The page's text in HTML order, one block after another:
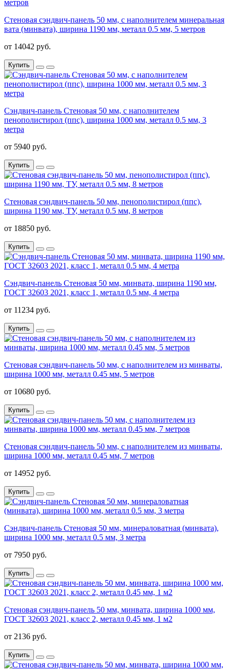
Стеновая сэндвич-панель 50 мм, с наполнителем минеральная
вата (минвата), ширина 1190 мм, металл 0.5 мм, 5 метров
от 14042 руб.
Купить
Сэндвич-панель Стеновая 50 мм, с наполнителем
пенополистирол (ппс), ширина 1000 мм, металл 0.5 мм, 3
метра
от 5940 руб.
Купить
Стеновая сэндвич-панель 50 мм, пенополистирол (ппс),
ширина 1190 мм, ТУ, металл 0.5 мм, 8 метров
от 18850 руб.
Купить
Сэндвич-панель Стеновая 50 мм, минвата, ширина 1190 мм,
ГОСТ 32603 2021, класс 1, металл 0.5 мм, 4 метра
от 11234 руб.
Купить
Стеновая сэндвич-панель 50 мм, с наполнителем из минваты,
ширина 1000 мм, металл 0.45 мм, 5 метров
от 10680 руб.
Купить
Стеновая сэндвич-панель 50 мм, с наполнителем из минваты,
ширина 1000 мм, металл 0.45 мм, 7 метров
от 14952 руб.
Купить
Сэндвич-панель Стеновая 50 мм, минераловатная (минвата),
ширина 1000 мм, металл 0.5 мм, 3 метра
от 7950 руб.
Купить
Стеновая сэндвич-панель 50 мм, минвата, ширина 1000 мм,
ГОСТ 32603 2021, класс 2, металл 0.45 мм, 1 м2
от 2136 руб.
Купить